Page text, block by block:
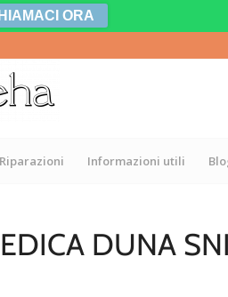
Riparazioni Informazioni utili
DUNA
ORA